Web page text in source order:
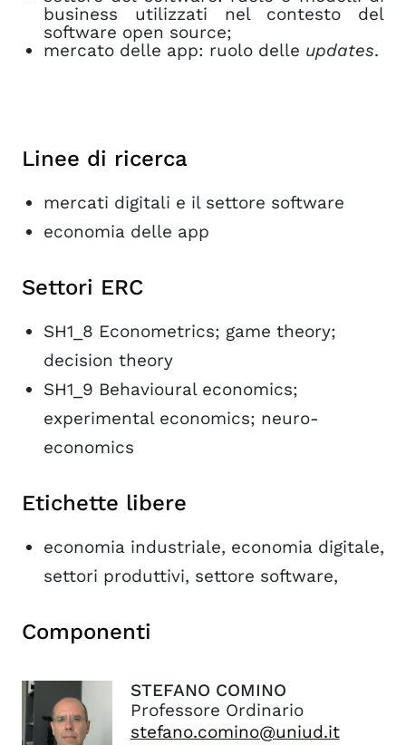
business utilizzati nel contesto del
software open source;
mercato delle app: ruolo delle updates.
Linee di ricerca
mercati digitali e il settore software
economia delle app
Settori ERC
SH1_8 Econometrics; game theory;
decision theory
SH1_9 Behavioural economics;
experimental economics; neuro-
economics
Etichette libere
economia industriale, economia digitale,
settori produttivi, settore software,
Componenti
STEFANO COMINO
Professore Ordinario
stefano.comino@uniud.it